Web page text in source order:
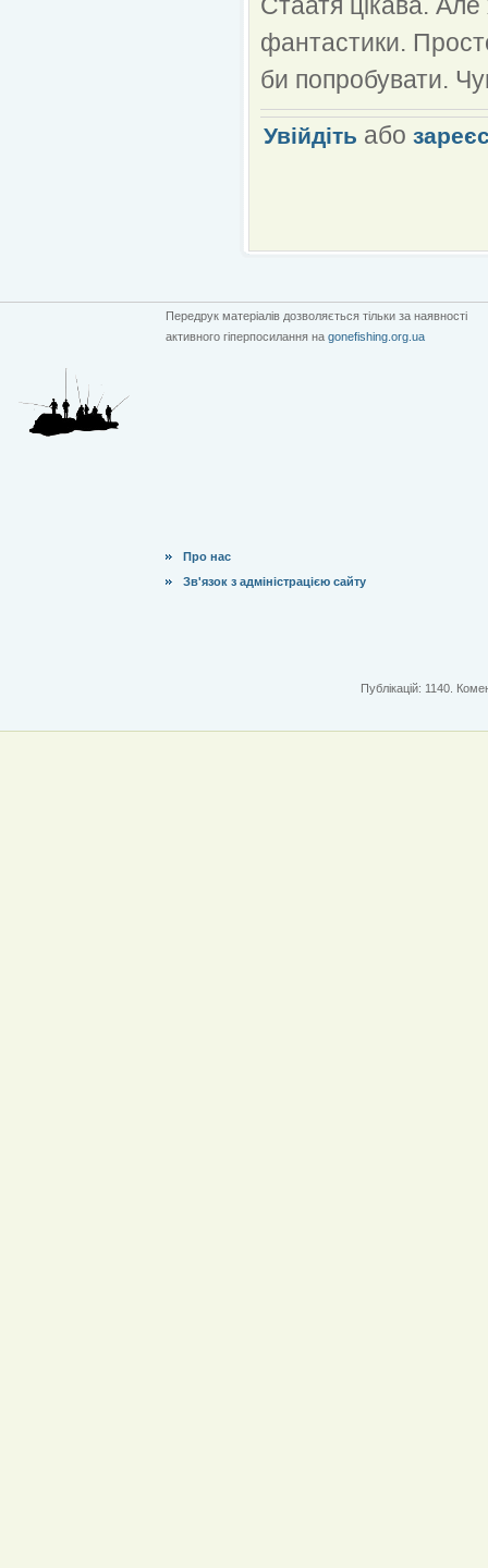
фантастики.
би попробувати.
Увійдіть або
Передрук матеріалів дозволяється тільки за наявності
активного гіперпосилання на gonefishing.org.ua
Про нас
Зв'язок з адміністрацією сайту
Публікацій: 1140.